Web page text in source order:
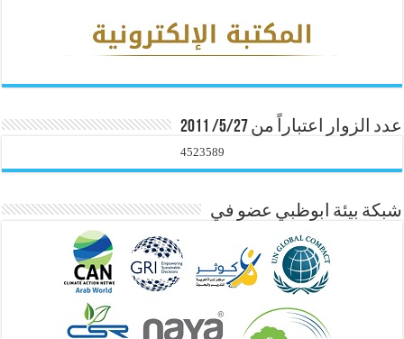
عدد الزوار اعتباراً من 5/27/ 2011
4523589
شبكة بيئة ابوظبي عضو في